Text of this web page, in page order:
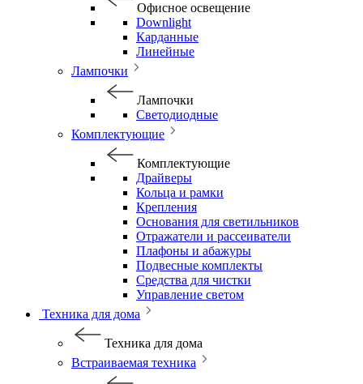
Офисное освещение
Downlight
Карданные
Линейные
Лампочки
Лампочки
Светодиодные
Комплектующие
Комплектующие
Драйверы
Кольца и рамки
Крепления
Основания для светильников
Отражатели и рассеиватели
Плафоны и абажуры
Подвесные комплекты
Средства для чистки
Управление светом
Техника для дома
Техника для дома
Встраиваемая техника